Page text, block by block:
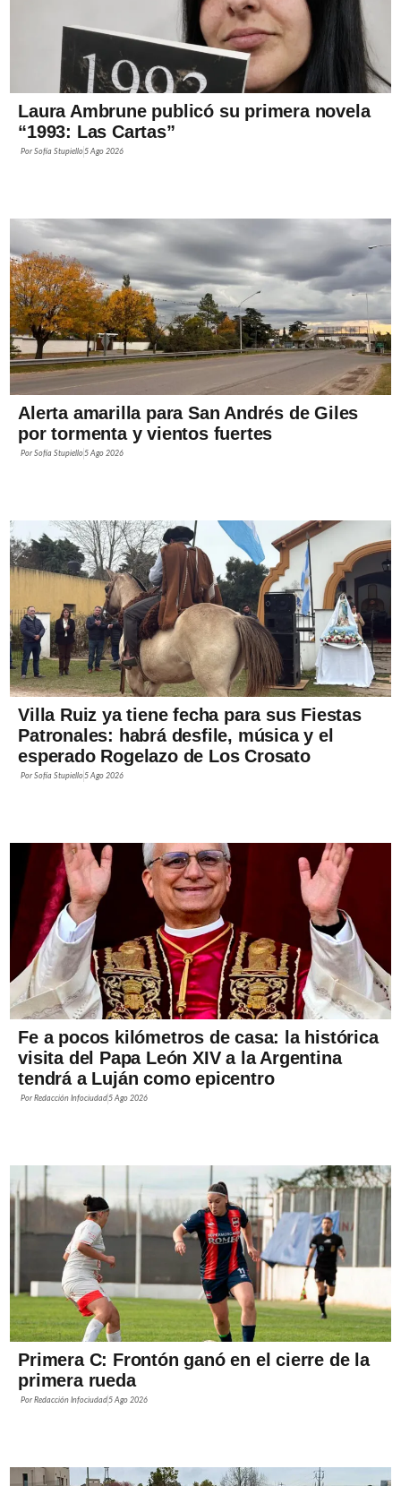
Laura Ambrune publicó su primera novela
“1993: Las Cartas”
PorSofía Stupiello5 Ago 2026
Alerta amarilla para San Andrés de Giles
por tormenta y vientos fuertes
PorSofía Stupiello5 Ago 2026
Villa Ruiz ya tiene fecha para sus Fiestas
Patronales: habrá desfile, música y el
esperado Rogelazo de Los Crosato
PorSofía Stupiello5 Ago 2026
Fe a pocos kilómetros de casa: la histórica
visita del Papa León XIV a la Argentina
tendrá a Luján como epicentro
PorRedacción Infociudad5 Ago 2026
Primera C: Frontón ganó en el cierre de la
primera rueda
PorRedacción Infociudad5 Ago 2026